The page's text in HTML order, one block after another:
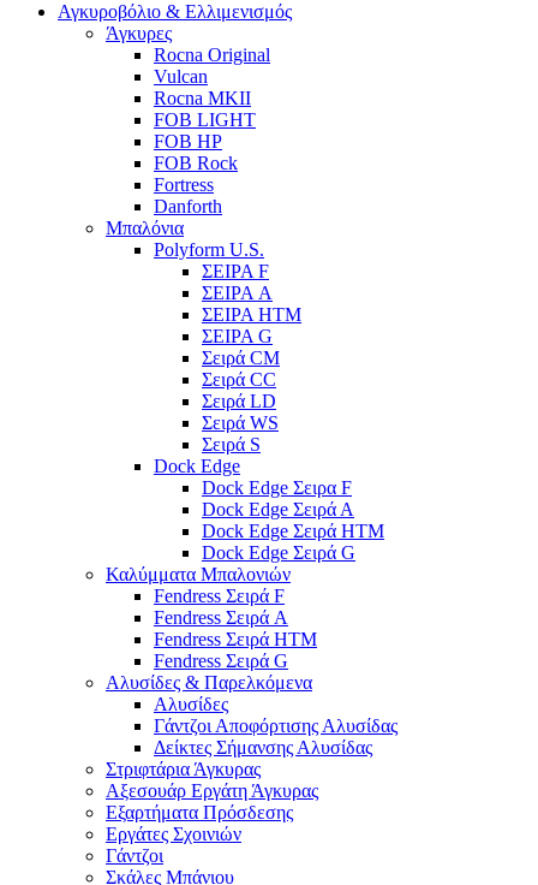
Αγκυροβόλιο & Ελλιμενισμός
Άγκυρες
Rocna Original
Vulcan
Rocna MKII
FOB LIGHT
FOB HP
FOB Rock
Fortress
Danforth
Μπαλόνια
Polyform U.S.
ΣΕΙΡΑ F
ΣΕΙΡΑ A
ΣΕΙΡΑ HTM
ΣΕΙΡΑ G
Σειρά CM
Σειρά CC
Σειρά LD
Σειρά WS
Σειρά S
Dock Edge
Dock Edge Σειρα F
Dock Edge Σειρά Α
Dock Edge Σειρά HTM
Dock Edge Σειρά G
Καλύμματα Μπαλονιών
Fendress Σειρά F
Fendress Σειρά A
Fendress Σειρά HTM
Fendress Σειρά G
Αλυσίδες & Παρελκόμενα
Αλυσίδες
Γάντζοι Αποφόρτισης Αλυσίδας
Δείκτες Σήμανσης Αλυσίδας
Στριφτάρια Άγκυρας
Αξεσουάρ Εργάτη Άγκυρας
Εξαρτήματα Πρόσδεσης
Εργάτες Σχοινιών
Γάντζοι
Σκάλες Μπάνιου